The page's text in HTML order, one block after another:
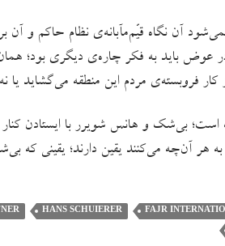
آن نگاه قیّم‌مآبانه‌ی نظام حاکم و آن
عوض باید به فکر چاره‌ی دیگری بود؛
کار فروبسته‌ی مردم این منطقه می‌گشاید
بی‌شک و هانس شویرر با ایستادن
هر آن‌چه می‌کنند یقین دارند؛ یقینی
FAJR
HANS SCHUIERER